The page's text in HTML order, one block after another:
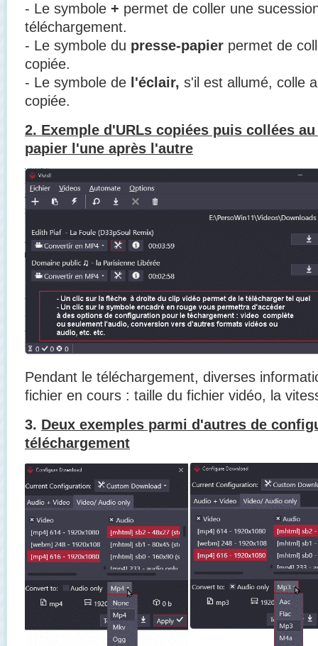
- Le symbole + permet de coller une
téléchargement.
- Le symbole du presse-papier permet de
copiée.
- Le symbole de l'éclair, s'il est allumé, colle
copiée.
2. Exemple d'URLs copiées puis collées
papier l'une après l'autre
Pendant le téléchargement, diverses
fichier en cours : taille du fichier vidéo, la
3. Deux exemples parmi d'autres de
téléchargement